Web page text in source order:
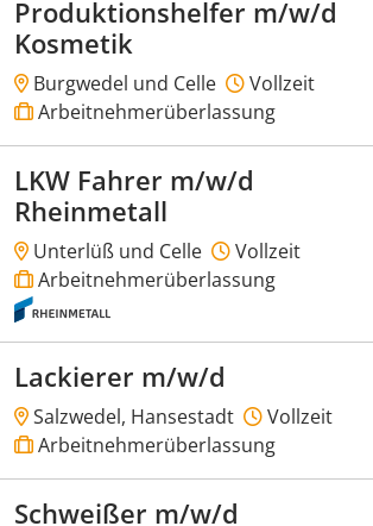
Produktionshelfer m/w/d
Kosmetik
Burgwedel und Celle
Vollzeit
Arbeitnehmerüberlassung
LKW Fahrer m/w/d
Rheinmetall
Unterlüß und Celle
Vollzeit
Arbeitnehmerüberlassung
Lackierer m/w/d
Salzwedel, Hansestadt
Vollzeit
Arbeitnehmerüberlassung
Schweißer m/w/d